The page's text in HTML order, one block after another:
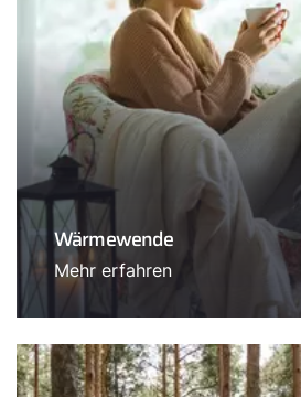
Wärmewende
Mehr erfahren